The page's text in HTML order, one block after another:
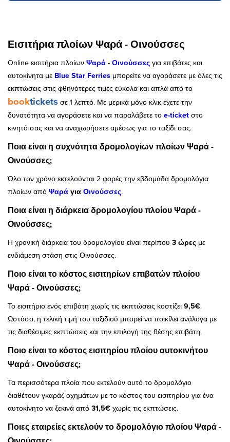
Εισιτήρια πλοίων Ψαρά - Οινούσσες
Online εισιτήρια πλοίων Ψαρά - Οινούσσες για επιβάτες και
αυτοκίνητα με Blue Star Ferries μπορείτε να αγοράσετε με όλες τις
εκπτώσεις στις φθηνότερες τιμές εύκολα και απλά από το
booktickets σε 1 λεπτό. Με μερικά μόνο κλικ έχετε την
δυνατότητα να αγοράσετε και να παραλάβετε το e-ticket στο
κινητό σας και να αναχωρήσετε αμέσως για το ταξίδι σας.
Ποια είναι η συχνότητα δρομολογίων πλοίων Ψαρά -
Οινούσσες;
Όλο τον χρόνο εκτελούνται 2 φορές την εβδομάδα δρομολόγια
πλοίων από Ψαρά για Οινούσσες.
Ποια είναι η διάρκεια δρομολογίου πλοίου Ψαρά -
Οινούσσες;
Η χρονική διάρκεια του δρομολογίου είναι περίπου 3 ώρες με
ενδιάμεση στάση στις Οινούσσες.
Ποιο είναι το κόστος εισιτηρίων επιβατών πλοίου
Ψαρά - Οινούσσες;
Το εισιτήριο ενός επιβάτη χωρίς τις εκπτώσεις κοστίζει 9,5€.
Ωστόσο, η τελική τιμή του ταξιδιού μπορεί να ποικίλει ανάλογα με
τις διαθέσιμες εκπτώσεις και την επιλογή της θέσης επιβάτη.
Ποιο είναι το κόστος εισιτηρίου πλοίου αυτοκινήτου
Ψαρά - Οινούσσες;
Τα περισσότερα πλοία που εκτελούν αυτό το δρομολόγιο
διαθέτουν γκαράζ οχημάτων με το κόστος του εισιτηρίου για ένα
αυτοκίνητο να ξεκινά από 31,5€ χωρίς τις εκπτώσεις.
Ποιες εταιρείες εκτελούν το δρομολόγιο πλοίου Ψαρά -